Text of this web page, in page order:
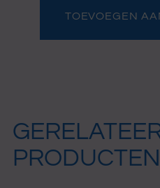
Eagles
bal
TOEVOEGEN
PRODUCTEN